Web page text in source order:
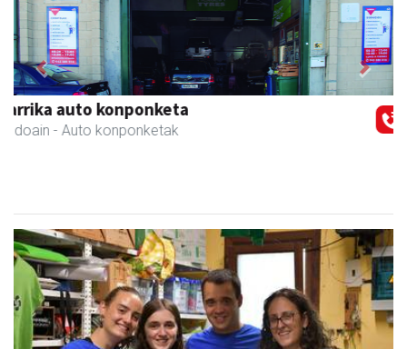
Asun denda
Andoain - Arropa-dendak
Previous Next